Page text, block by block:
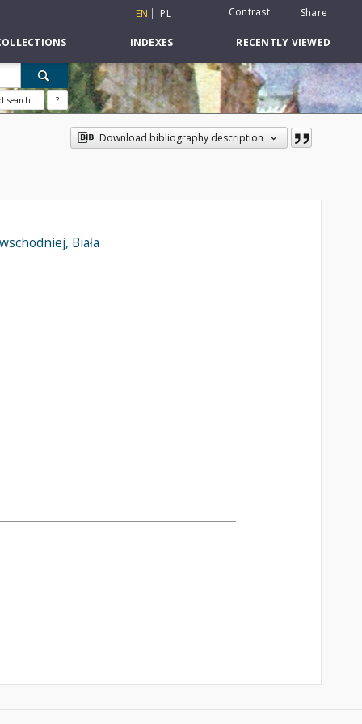
EN PL Contrast Share
INDEXES RECENTLY VIEWED
search ?
Download bibliography description
Biała